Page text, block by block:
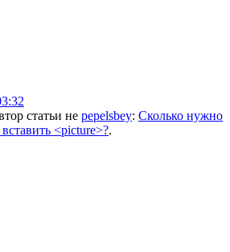
статьи не pepelsbey: Сколько нужно
<picture>?.